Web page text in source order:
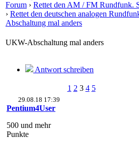
Forum › Rettet den AM / FM Rundfunk.
› Rettet den deutschen analogen
Abschaltung mal anders
UKW-Abschaltung mal anders
Antwort schreiben
1 2 3 4 5
29.08.18 17:39
Pentium4User
500 und mehr
Punkte